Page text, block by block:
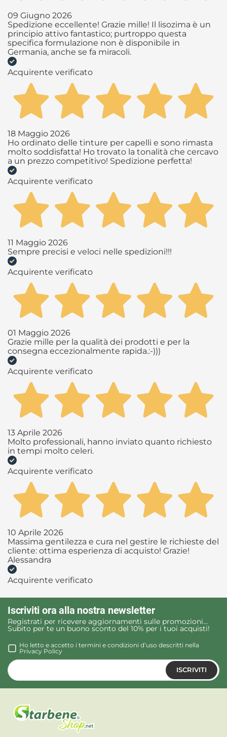
09 Giugno 2026
Spedizione eccellente! Grazie mille! Il lisozima è un
principio attivo fantastico; purtroppo questa
specifica formulazione non è disponibile in
Germania, anche se fa miracoli.
Acquirente verificato
18 Maggio 2026
Ho ordinato delle tinture per capelli e sono rimasta
molto soddisfatta! Ho trovato la tonalità che cercavo
a un prezzo competitivo! Spedizione perfetta!
Acquirente verificato
11 Maggio 2026
Sempre precisi e veloci nelle spedizioni!!!
Acquirente verificato
01 Maggio 2026
Grazie mille per la qualità dei prodotti e per la
consegna eccezionalmente rapida.:-)))
Acquirente verificato
13 Aprile 2026
Molto professionali, hanno inviato quanto richiesto
in tempi molto celeri.
Acquirente verificato
10 Aprile 2026
Massima gentilezza e cura nel gestire le richieste del
cliente: ottima esperienza di acquisto! Grazie!
Alessandra
Acquirente verificato
Iscriviti ora alla nostra newsletter
Registrati per ricevere aggiornamenti sulle promozioni…
Subito per te un buono sconto del 10% per i tuoi acquisti!
Ho letto e accetto i termini e condizioni d’uso descritti nella
Privacy Policy
ISCRIVITI